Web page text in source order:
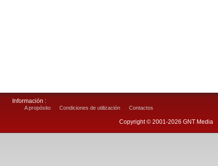
Información :
A propósito Condiciones de utilización Contactos
Copyright © 2001-2026 GNT Media